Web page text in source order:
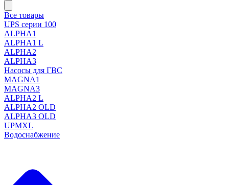
Все товары
UPS серии 100
ALPHA1
ALPHA1 L
ALPHA2
ALPHA3
Насосы для ГВС
MAGNA1
MAGNA3
ALPHA2 L
ALPHA2 OLD
ALPHA3 OLD
UPMXL
Водоснабжение